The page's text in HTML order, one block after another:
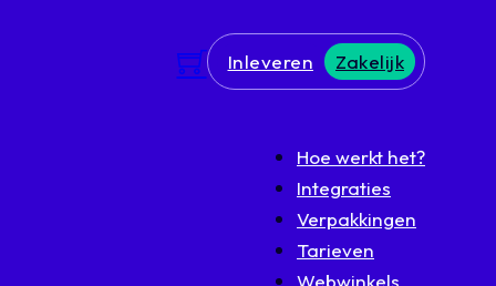
Inleveren Zakelijk
Hoe werkt het?
Integraties
Verpakkingen
Tarieven
Webwinkels